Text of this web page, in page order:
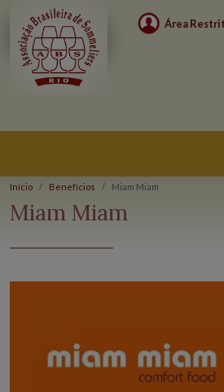
Área
Início Benefícios Miam Miam
Benefícios
Miam Miam